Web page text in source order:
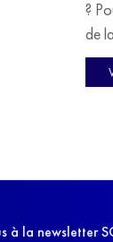
de
?
de
à la newsletter